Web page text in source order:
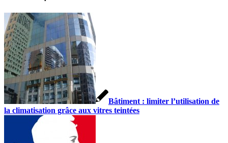
Bâtiment : limiter l’utilisation de
la climatisation grâce aux vitres teintées